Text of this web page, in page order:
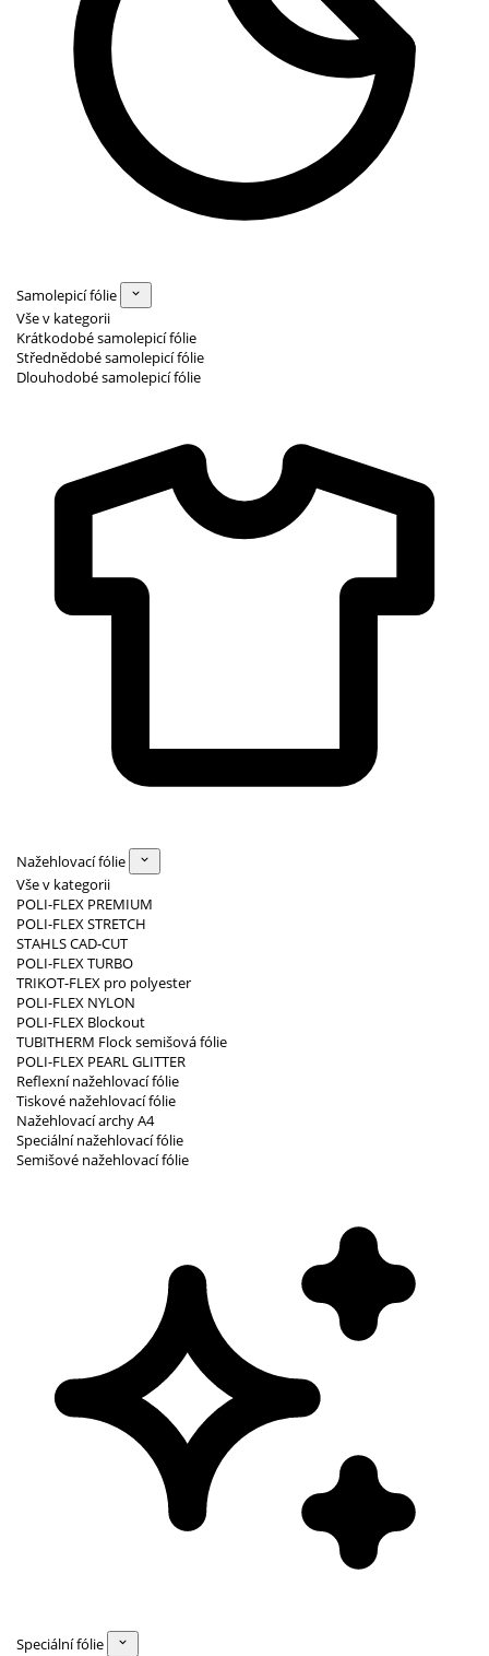
Samolepicí fólie
Vše v kategorii
Krátkodobé samolepicí fólie
Střednědobé samolepicí fólie
Dlouhodobé samolepicí fólie
Nažehlovací fólie
Vše v kategorii
POLI-FLEX PREMIUM
POLI-FLEX STRETCH
STAHLS CAD-CUT
POLI-FLEX TURBO
TRIKOT-FLEX pro polyester
POLI-FLEX NYLON
POLI-FLEX Blockout
TUBITHERM Flock semišová fólie
POLI-FLEX PEARL GLITTER
Reflexní nažehlovací fólie
Tiskové nažehlovací fólie
Nažehlovací archy A4
Speciální nažehlovací fólie
Semišové nažehlovací fólie
Speciální fólie